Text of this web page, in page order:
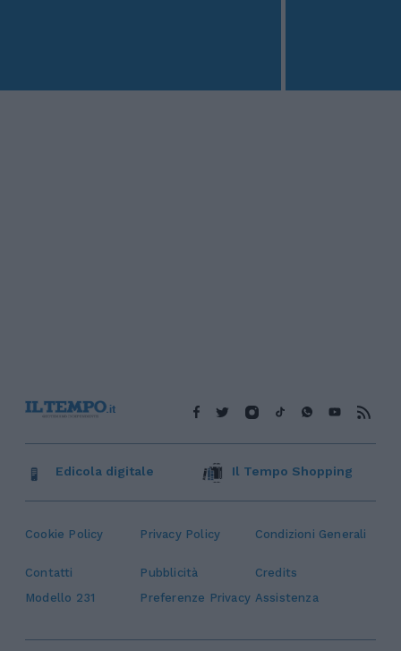
Cookie Policy Privacy Policy Condizioni Generali
Contatti Pubblicità
Credits
Modello 231
Preferenze Privacy Assistenza
Edicola digitale Il Tempo Shopping